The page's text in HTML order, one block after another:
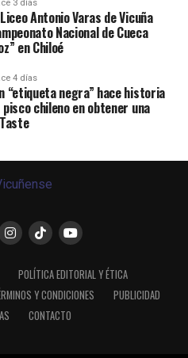
3 días
Antonio Varas de Vicuña
Nacional de Cueca
en Chiloé
4 días
“etiqueta negra” hace historia
chileno en obtener una
POLÍTICA EDITORIAL Y ÉTICA
Y CONDICIONES
PUBLICIDAD
CONTACTO